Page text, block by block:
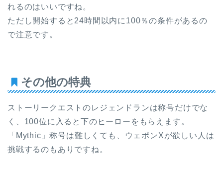
れるのはいいですね。
ただし開始すると24時間以内に100％の条件があるの
で注意です。
その他の特典
ストーリークエストのレジェンドランは称号だけでな
く、100位に入ると下のヒーローをもらえます。
「Mythic」称号は難しくても、ウェポンXが欲しい人は
挑戦するのもありですね。